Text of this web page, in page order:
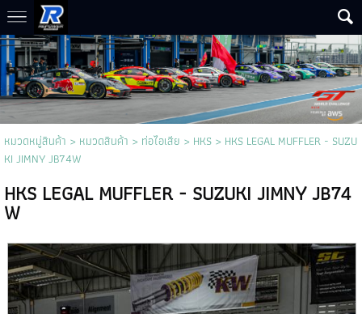
หมวดหมู่สินค้า > หมวดสินค้า > ท่อไอเสีย > HKS> HKS LEGAL MUFFLER - SUZU
KI JIMNY JB74W
HKS LEGAL MUFFLER - SUZUKI JIMNY JB74
W